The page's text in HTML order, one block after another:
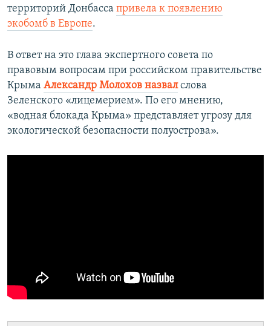
территорий Донбасса привела к появлению
экобомб в Европе.
В ответ на это глава экспертного совета по
правовым вопросам при российском правительстве
Крыма Александр Молохов назвалслова
Зеленского «лицемерием». По его мнению,
«водная блокада Крыма» представляет угрозу для
экологической безопасности полуострова».